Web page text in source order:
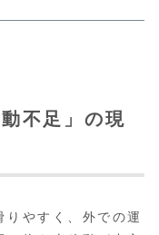
不足」の現
やすく、外での運